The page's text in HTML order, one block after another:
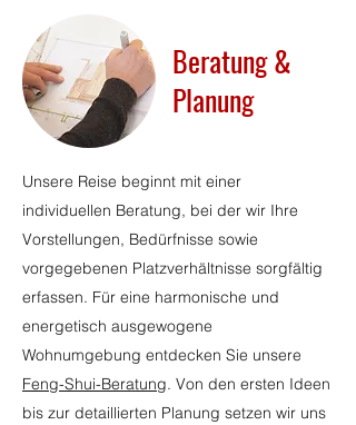
Beratung &
Planung
Unsere Reise beginnt mit einer
individuellen Beratung, bei der wir Ihre
Vorstellungen, Bedürfnisse sowie
vorgegebenen Platzverhältnisse sorgfältig
erfassen. Für eine harmonische und
energetisch ausgewogene
Wohnumgebung entdecken Sie unsere
Feng-Shui-Beratung. Von den ersten Ideen
bis zur detaillierten Planung setzen wir uns